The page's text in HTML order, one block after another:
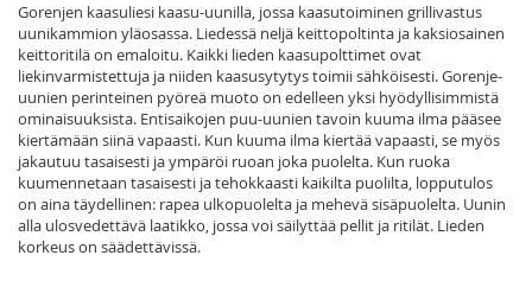
Gorenjen kaasuliesi kaasu-uunilla, jossa kaasutoiminen grillivastus
uunikammion yläosassa. Liedessä neljä keittopoltinta ja kaksiosainen
keittoritilä on emaloitu. Kaikki lieden kaasupolttimet ovat
liekinvarmistettuja ja niiden kaasusytytys toimii sähköisesti. Gorenje-
uunien perinteinen pyöreä muoto on edelleen yksi hyödyllisimmistä
ominaisuuksista. Entisaikojen puu-uunien tavoin kuuma ilma pääsee
kiertämään siinä vapaasti. Kun kuuma ilma kiertää vapaasti, se myös
jakautuu tasaisesti ja ympäröi ruoan joka puolelta. Kun ruoka
kuumennetaan tasaisesti ja tehokkaasti kaikilta puolilta, lopputulos
on aina täydellinen: rapea ulkopuolelta ja mehevä sisäpuolelta. Uunin
alla ulosvedettävä laatikko, jossa voi säilyttää pellit ja ritilät. Lieden
korkeus on säädettävissä.